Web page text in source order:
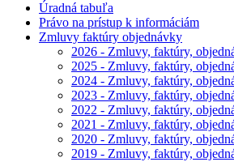
Úradná tabuľa
Právo na prístup k informáciám
Zmluvy faktúry objednávky
2026 - Zmluvy, faktúry,
2025 - Zmluvy, faktúry,
2024 - Zmluvy, faktúry,
2023 - Zmluvy, faktúry,
2022 - Zmluvy, faktúry,
2021 - Zmluvy, faktúry,
2020 - Zmluvy, faktúry,
2019 - Zmluvy, faktúry,